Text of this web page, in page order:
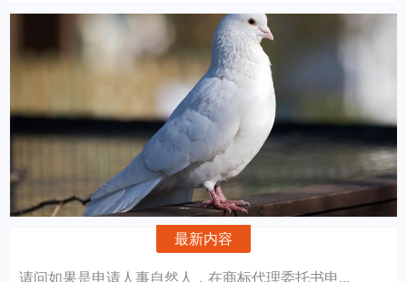
最新内容
请问如果是申请人事自然人，在商标代理委托书申...